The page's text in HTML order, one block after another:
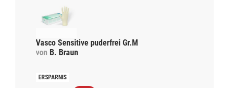
Vasco Sensitive puderfrei Gr.M
von B. Braun